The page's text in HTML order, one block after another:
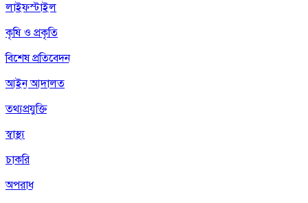
লাইফস্টাইল
কৃষি ও প্রকৃতি
বিশেষ প্রতিবেদন
আইন আদালত
তথ্যপ্রযুক্তি
স্বাস্থ্য
চাকরি
অপরাধ